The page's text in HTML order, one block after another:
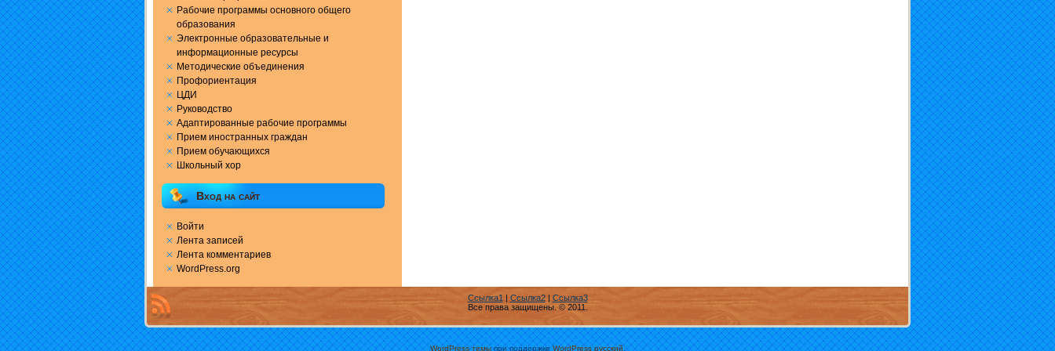
Рабочие программы основного общего
образования
Электронные образовательные и
информационные ресурсы
Методические объединения
Профориентация
ЦДИ
Руководство
Адаптированные рабочие программы
Прием иностранных граждан
Прием обучающихся
Школьный хор
Вход на сайт
Войти
Лента записей
Лента комментариев
WordPress.org
Ссылка1 | Ссылка2| Ссылка3
Все права защищены. © 2011.
WordPress темыпри поддержкеWordPress русский.